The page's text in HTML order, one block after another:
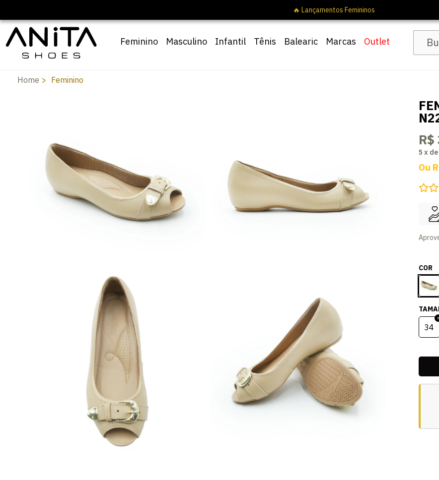
Feminino Masculino Infantil Tênis Balearic Marcas Outlet
Home Feminino
5 x de
Ou
COR
34